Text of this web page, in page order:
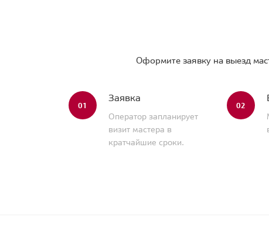
Оформите заявку на выезд
01
Заявка
Оператор запланирует
визит мастера в
кратчайшие сроки.
02